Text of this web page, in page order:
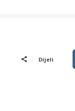
Dijeli